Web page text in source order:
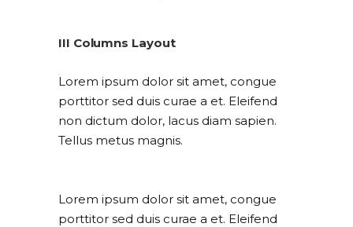
III Columns Layout
Lorem ipsum dolor sit amet, congue
porttitor sed duis curae a et. Eleifend
non dictum dolor, lacus diam sapien.
Tellus metus magnis.
Lorem ipsum dolor sit amet, congue
porttitor sed duis curae a et. Eleifend